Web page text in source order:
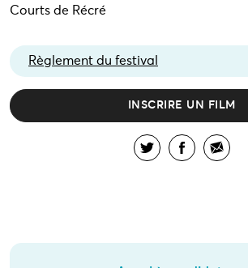
Courts de Récré
Règlement du festival
INSCRIRE UN FILM